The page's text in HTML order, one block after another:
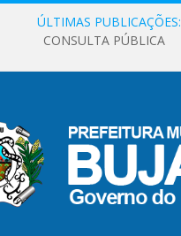
ÚLTIMAS PUBLICAÇÕES:
CONSULTA PÚBLICA